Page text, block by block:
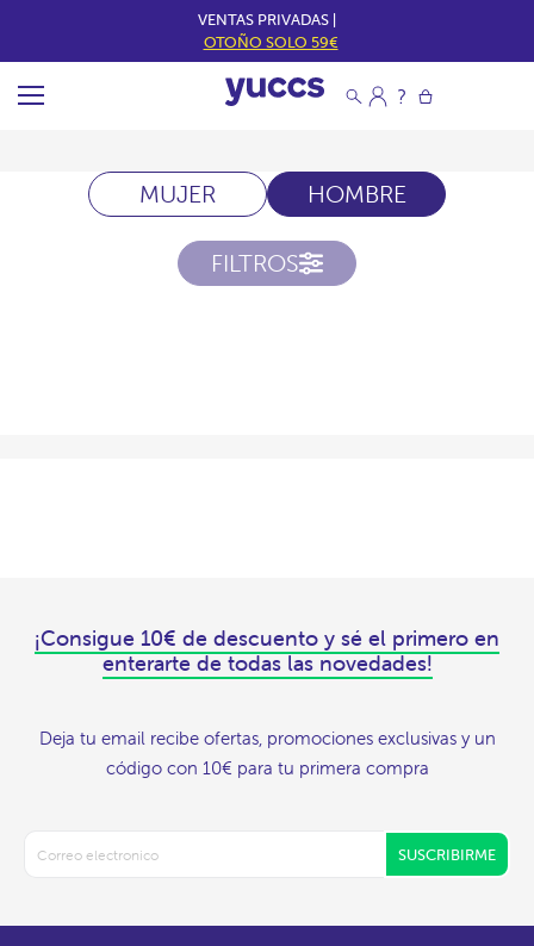
VENTAS PRIVADAS |
OTOÑO SOLO 59€
MUJER HOMBRE
FILTROS
¡Consigue 10€ de descuento y sé el primero en
enterarte de todas las novedades!
Deja tu email recibe ofertas, promociones exclusivas y un
código con 10€ para tu primera compra
SUSCRIBIRME